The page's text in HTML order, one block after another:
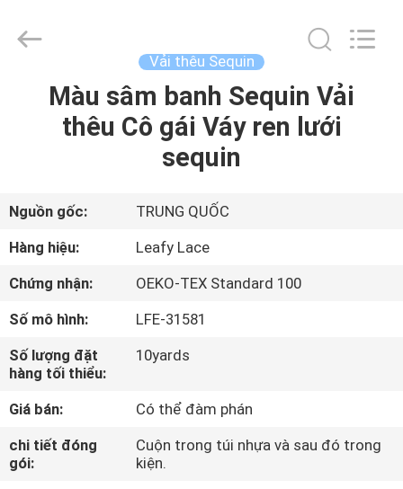
NHÀ
VỀ
CHÚNG
THAM
QUAN
NHÀ
MÁY
Leafy
Textiles
Vải thêu Sequin
Màu sâm banh Sequin Vải
thêu Cô gái Váy ren lưới
sequin
Nguồn gốc:
TRUNG QUỐC
Hàng hiệu:
Leafy Lace
Chứng nhận:
OEKO-TEX Standard 100
Số mô hình:
LFE-31581
Số lượng đặt
hàng tối thiểu:
10yards
Giá bán:
Có thể đàm phán
chi tiết đóng
gói:
Cuộn trong túi nhựa và sau đó trong
kiện.